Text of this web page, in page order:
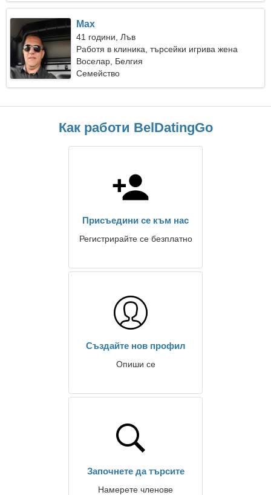
Max
41 години, Лъв
Работя в клиника, търсейки игрива жена
Воселар, Белгия
Семейство
Как работи BelDatingGo
Присъедини се към нас
Регистрирайте се безплатно
Създайте нов профил
Опиши се
Започнете да търсите
Намерете членове